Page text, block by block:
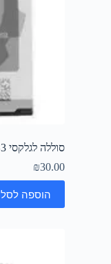
סוללה לגלקסי S3
₪30.00
הוספה לסל